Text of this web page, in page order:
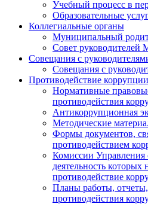
Учебный процесс в
Образовательные
Коллегиальные органы
Муниципальный
Совет
Совещания с
Совещания с
Противодействие коррупции
Нормативные
противодействия
Антикоррупционная
Методические
Формы документов,
противодействием
Комиссии
деятельность которых
противодействие
Планы работы,
противодействия